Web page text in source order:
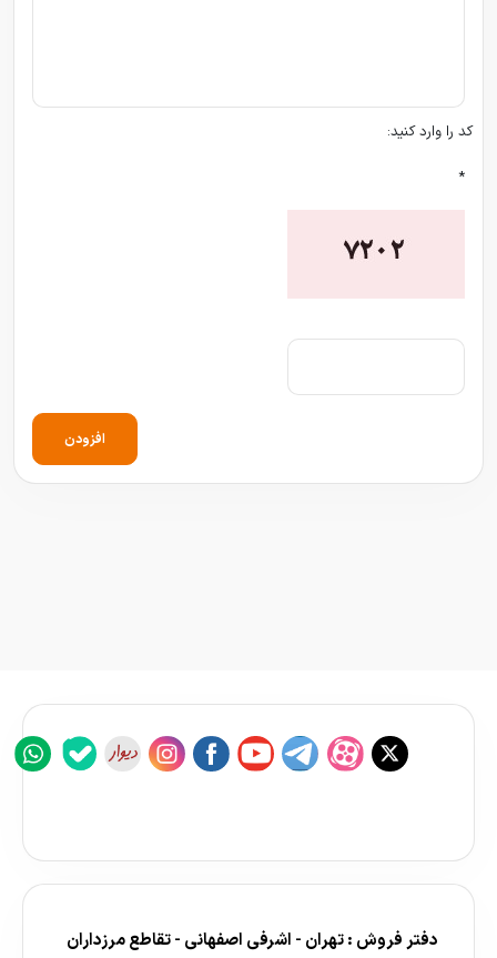
کد را وارد کنید:
*
افزودن
دفتر فروش : تهران - اشرفی اصفهانی - تقاطع مرزداران